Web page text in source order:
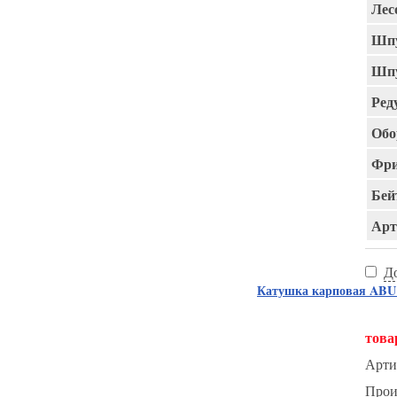
Катушка карповая